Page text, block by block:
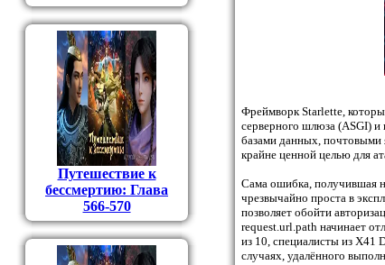
Путешествие к
бессмертию: Глава
566-570
Фреймворк Starlette,
серверного шлюза (ASGI)
базами данных, почтовыми
крайне ценной целью для
Сама ошибка, получившая
чрезвычайно проста в
позволяет обойти
request.url.path начинает
из 10, специалисты из X41
случаях, удалённого